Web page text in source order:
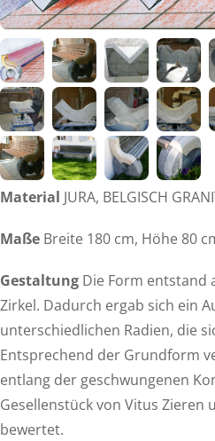
Material JURA, BELGISCH
Maße Breite 180 cm, Höhe 80
Gestaltung Die Form entstand
Zirkel. Dadurch ergab sich ein
unterschiedlichen Radien, die
Entsprechend der Grundform
entlang der geschwungenen
Gesellenstück von Vitus Zieren
bewertet.